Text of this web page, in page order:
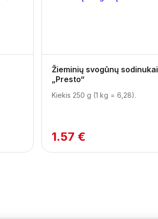
Žieminių svogūnų sodinukai
„Presto“
Kiekis 250 g (1 kg = 6,28).
1.57 €